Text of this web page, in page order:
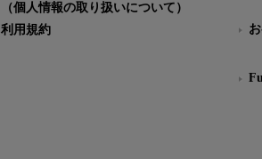
（個人情報の取り扱いについて）
利用規約